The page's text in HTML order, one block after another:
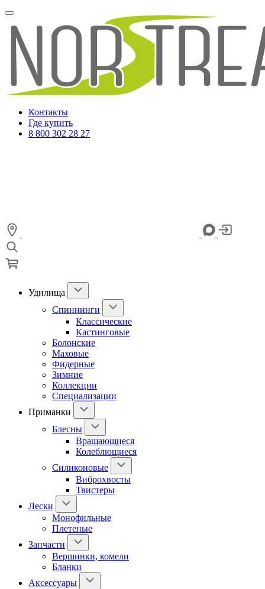
Контакты
Где купить
8 800 302 28 27
Удилища
Спиннинги
Классические
Кастинговые
Болонские
Маховые
Фидерные
Зимние
Коллекции
Специализации
Приманки
Блесны
Вращающиеся
Колеблющиеся
Силиконовые
Виброхвосты
Твистеры
Лески
Монофильные
Плетеные
Запчасти
Вершинки, комели
Бланки
Аксессуары